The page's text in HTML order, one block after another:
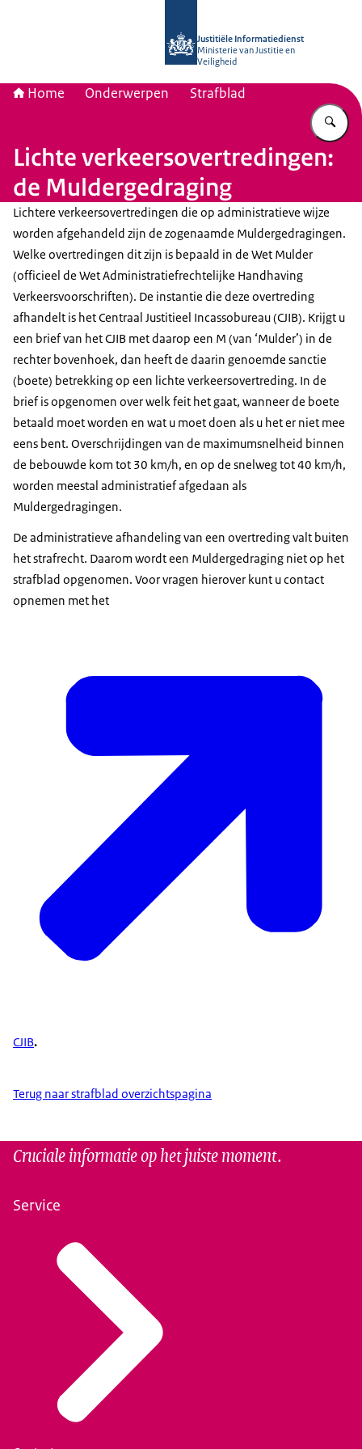
Justitiële Informatiedienst
Ministerie van Justitie en
Veiligheid
Home Onderwerpen Strafblad
Lichte verkeersovertredingen:
de Muldergedraging
Lichtere verkeersovertredingen die op administratieve wijze
worden afgehandeld zijn de zogenaamde Muldergedragingen.
Welke overtredingen dit zijn is bepaald in de Wet Mulder
(officieel de Wet Administratiefrechtelijke Handhaving
Verkeersvoorschriften). De instantie die deze overtreding
afhandelt is het Centraal Justitieel Incassobureau (CJIB). Krijgt u
een brief van het CJIB met daarop een M (van ‘Mulder’) in de
rechter bovenhoek, dan heeft de daarin genoemde sanctie
(boete) betrekking op een lichte verkeersovertreding. In de
brief is opgenomen over welk feit het gaat, wanneer de boete
betaald moet worden en wat u moet doen als u het er niet mee
eens bent. Overschrijdingen van de maximumsnelheid binnen
de bebouwde kom tot 30 km/h, en op de snelweg tot 40 km/h,
worden meestal administratief afgedaan als
Muldergedragingen.
De administratieve afhandeling van een overtreding valt buiten
het strafrecht. Daarom wordt een Muldergedraging niet op het
strafblad opgenomen. Voor vragen hierover kunt u contact
opnemen met het
CJIB.
Terug naar strafblad overzichtspagina
Cruciale informatie op het juiste moment.
Service